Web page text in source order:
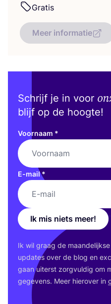
Gra­tis
Meer informatie
Schrijf je in voor
blijf op de hoogte!
Voornaam *
E-mail*
Ik mis niets meer!
Ik wil graag de
upda­tes over de blog en
gaan uiterst zorg­vul­dig om
gege­vens. Meer hier­over in